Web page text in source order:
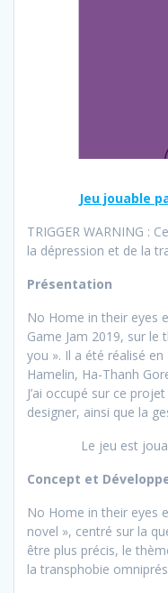
Jeu jouable
TRIGGER WARNING :
la dépression et de la
Présentation
No Home in their eyes
Game Jam 2019, sur
you ». Il a été réalisé
Hamelin, Ha-Thanh
J’ai occupé sur ce
designer, ainsi que la
Le jeu est
Concept et
No Home in their eyes
novel », centré sur la
être plus précis, le
la transphobie